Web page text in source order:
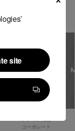
site
site
コーポレート